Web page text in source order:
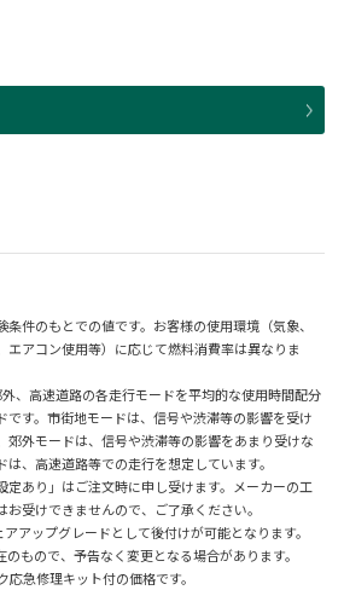
件のもとでの値です。お客様の使用環境（気象、
エアコン使用等）に応じて燃料消費率は異なりま
、高速道路の各走行モードを平均的な使用時間配分
です。市街地モードは、信号や渋滞等の影響を受け
郊外モードは、信号や渋滞等の影響をあまり受けな
、高速道路等での走行を想定しています。
あり」はご注文時に申し受けます。メーカーの工
受けできませんので、ご了承ください。
アップグレードとして後付けが可能となります。
もので、予告なく変更となる場合があります。
急修理キット付の価格です。